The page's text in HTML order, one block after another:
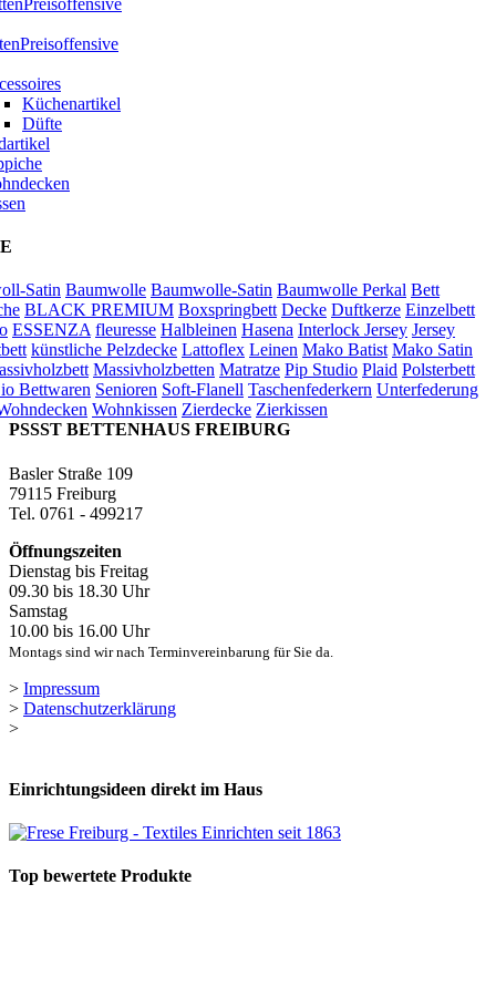
Küchenartikel
Düfte
Satin Baumwolle Baumwolle-Satin Baumwolle Perkal Bett
BLACK PREMIUM Boxspringbett Decke Duftkerze Einzelbett
ESSENZA fleuresse Halbleinen Hasena Interlock Jersey Jersey
künstliche Pelzdecke Lattoflex Leinen Mako Batist Mako Satin
Massivholzbetten Matratze Pip Studio Plaid Polsterbett
Bettwaren Senioren Soft-Flanell Taschenfederkern Unterfederung
Wohnkissen Zierdecke Zierkissen
PSSST BETTENHAUS FREIBURG
Basler Straße 109
79115 Freiburg
Tel. 0761 - 499217
Öffnungszeiten
Dienstag bis Freitag
09.30 bis 18.30 Uhr
Samstag
10.00 bis 16.00 Uhr
Montags sind wir nach Terminvereinbarung für Sie da.
> Impressum
> Datenschutzerklärung
>
Einrichtungsideen direkt im Haus
Top bewertete Produkte